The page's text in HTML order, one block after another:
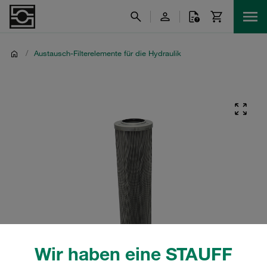
Wir haben eine STAUFF
/ Austausch-Filterelemente für die Hydraulik